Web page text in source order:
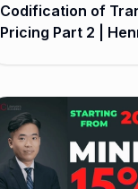
Codification of
Pricing Part 2 |